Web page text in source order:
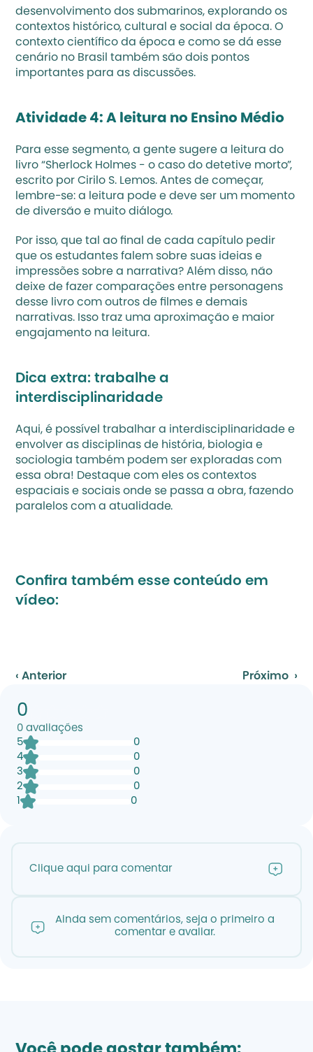
desenvolvimento dos submarinos, explorando os
contextos histórico, cultural e social da época. O
contexto científico da época e como se dá esse
cenário no Brasil também são dois pontos
importantes para as discussões.
Atividade 4: A leitura no Ensino Médio
Para esse segmento, a gente sugere a leitura do
livro “Sherlock Holmes - o caso do detetive morto”,
escrito por Cirilo S. Lemos. Antes de começar,
lembre-se: a leitura pode e deve ser um momento
de diversão e muito diálogo.
Por isso, que tal ao final de cada capítulo pedir
que os estudantes falem sobre suas ideias e
impressões sobre a narrativa? Além disso, não
deixe de fazer comparações entre personagens
desse livro com outros de filmes e demais
narrativas. Isso traz uma aproximação e maior
engajamento na leitura.
Dica extra: trabalhe a
interdisciplinaridade
Aqui, é possível trabalhar a interdisciplinaridade e
envolver as disciplinas de história, biologia e
sociologia também podem ser exploradas com
essa obra! Destaque com eles os contextos
espaciais e sociais onde se passa a obra, fazendo
paralelos com a atualidade.
Confira também esse conteúdo em
vídeo:
‹ Anterior Próximo  ›
0
0 avaliações
5
0
4
0
3
0
2
0
0
Clique aqui para comentar
Ainda sem comentários, seja o primeiro a
comentar e avaliar.